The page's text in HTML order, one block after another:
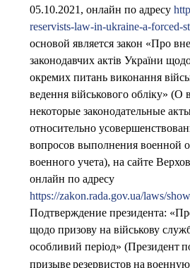
05.10.2021, онлайн по адресу
reservists-law-in-ukraine-a-forced-
основой является закон «Про
законодавчих актів України
окремих питань виконання
ведення військового обліку»
некоторые законодательные
относительно
вопросов выполнения военной
военного учета), на сайте
онлайн по адресу
https://zakon.rada.gov.ua/laws/
Подтверждение президента:
щодо призову на військову
особливий період» (Президент
призыве резервистов на